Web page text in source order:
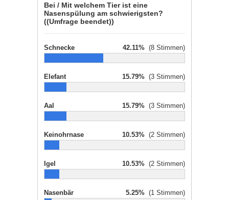
Bei / Mit welchem Tier ist eine
Nasenspülung am schwierigsten?
((Umfrage beendet))
Schnecke 42.11% (8 Stimmen)
Elefant 15.79% (3 Stimmen)
Aal 15.79% (3 Stimmen)
Keinohrnase 10.53% (2 Stimmen)
Igel 10.53% (2 Stimmen)
Nasenbär 5.25% (1 Stimmen)